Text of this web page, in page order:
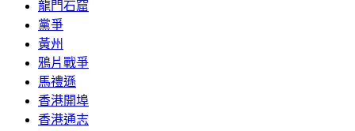
龍門石窟
黨爭
黃州
鴉片戰爭
馬禮遜
香港開埠
香港通志